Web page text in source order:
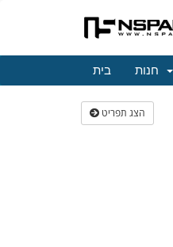
בית
הצג תפריט